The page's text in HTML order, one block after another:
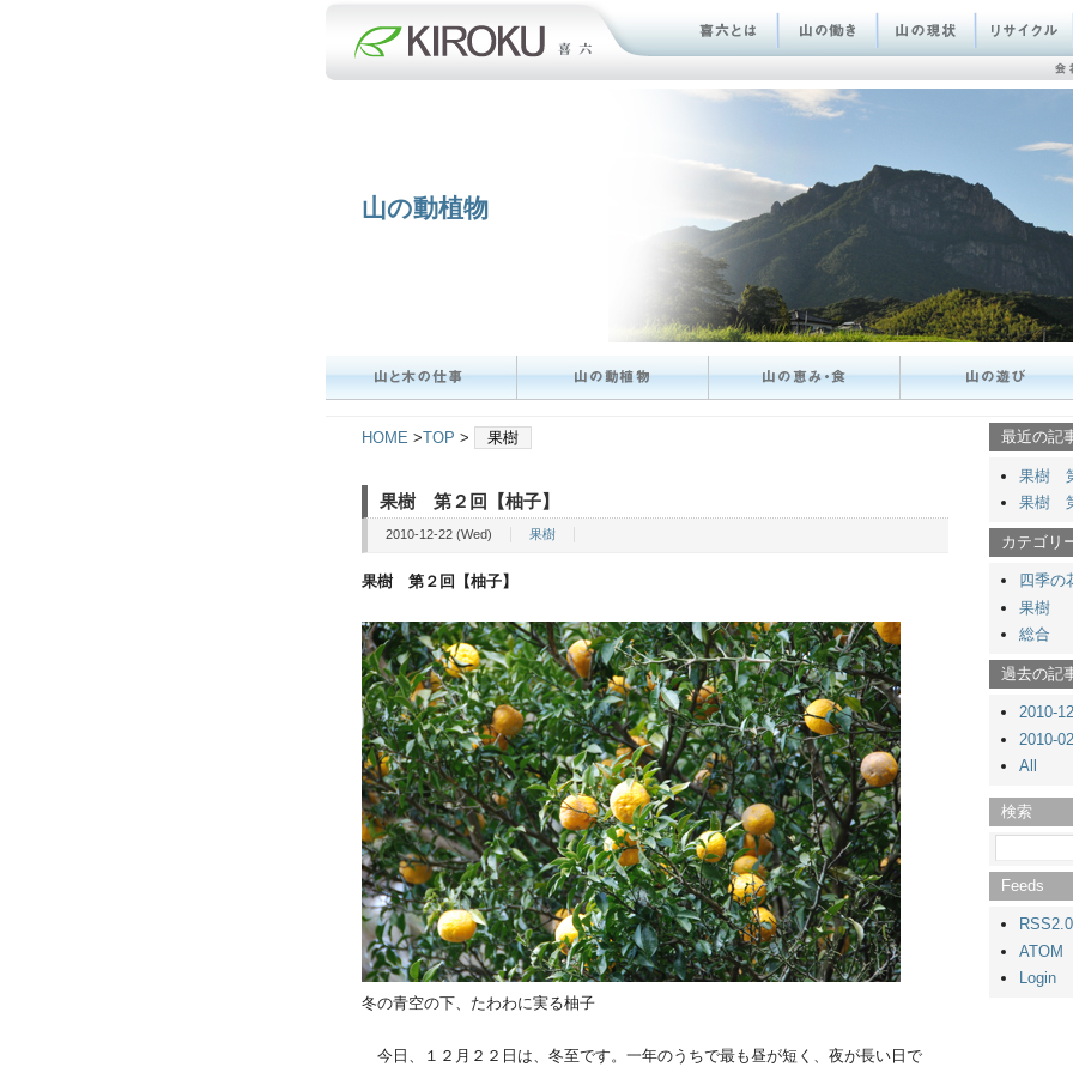
山の動植物
HOME >TOP > 果樹
果樹 第２回【柚子】
2010-12-22 (Wed) 果樹
果樹 第２回【柚子】
冬の青空の下、たわわに実る柚子
今日、１２月２２日は、冬至です。一年のうちで最も昼が短く、夜が長い日で
最近の記
果樹
果樹
カテゴリ
四季の
果樹
総合
過去の記
2010-12
2010-02
All
検索
Feeds
RSS2.0
ATOM
Login